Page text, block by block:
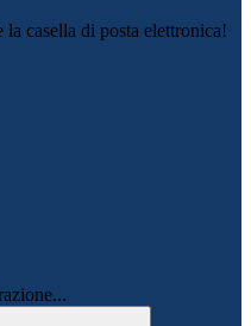
casella di posta elettronica!